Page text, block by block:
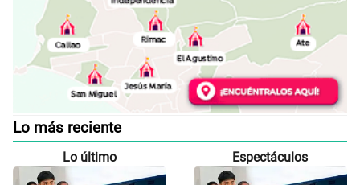
Lo más reciente
Lo último Espectáculos